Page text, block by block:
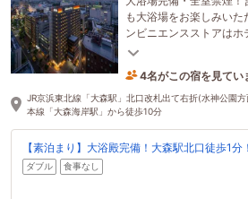
も大浴場をお楽しみい
ンビニエンスストアは
も、川崎・横浜方面にも
4名がこの宿を見てい
26分前に予約されま
JR京浜東北線「大森駅」北口改札出て右折(水神公園
本線「大森海岸駅」から徒歩10分
【素泊まり】大浴殿完備！大森駅北口徒歩1分
ダブル 食事なし